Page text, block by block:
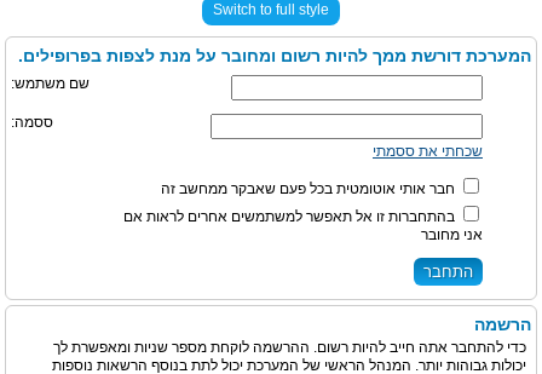
Switch to full style
המערכת דורשת ממך להיות רשום ומחובר על מנת לצפות בפרופילים.
שם משתמש:
ססמה:
שכחתי את ססמתי
חבר אותי אוטומטית בכל פעם שאבקר ממחשב זה
בהתחברות זו אל תאפשר למשתמשים אחרים לראות אם
אני מחובר
הרשמה
כדי להתחבר אתה חייב להיות רשום. ההרשמה לוקחת מספר שניות ומאפשרת לך
יכולות גבוהות יותר. המנהל הראשי של המערכת יכול לתת בנוסף הרשאות נוספות